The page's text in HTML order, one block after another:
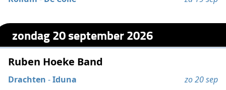
zondag 20 september 2026
Ruben Hoeke Band
Drachten -Iduna zo 20 sep